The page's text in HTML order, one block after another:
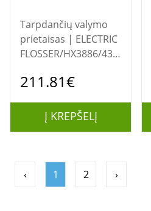
Tarpdančių valymo
prietaisas | ELECTRIC
FLOSSER/HX3886/43
211.81€
Į KREPŠELĮ
‹ 1 2 ›